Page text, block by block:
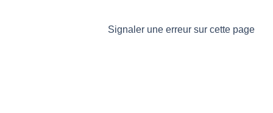
Signaler une erreur sur cette page